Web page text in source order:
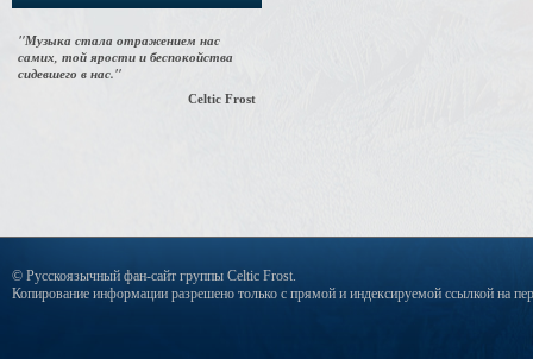
"Музыка стала отражением нас
самих, той ярости и беспокойства
сидевшего в нас."
Celtic Frost
© Русскоязычный фан-сайт группы Celtic Frost.
Копирование информации разрешено только с прямой и индексируемой ссылкой на